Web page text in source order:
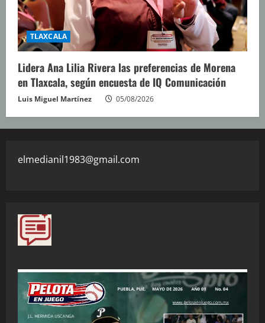
TLAXCALA
Lidera Ana Lilia Rivera las preferencias de Morena
en Tlaxcala, según encuesta de IQ Comunicación
Luis Miguel Martínez 05/08/2026
elmedianil1983@gmail.com